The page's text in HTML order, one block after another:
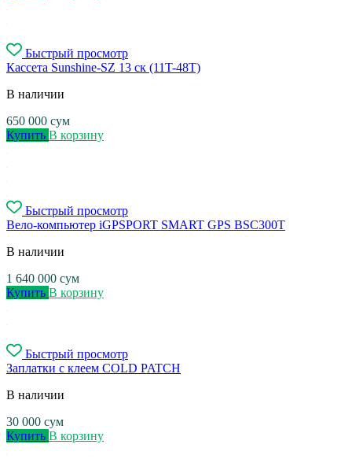
Быстрый просмотр
Кассета Sunshine-SZ 13 ск (11T-48T)
В наличии
650 000 сум
Купить В корзину
Быстрый просмотр
Вело-компьютер iGPSPORT SMART GPS BSC300T
В наличии
1 640 000 сум
Купить В корзину
Быстрый просмотр
Заплатки с клеем COLD PATCH
В наличии
30 000 сум
Купить В корзину